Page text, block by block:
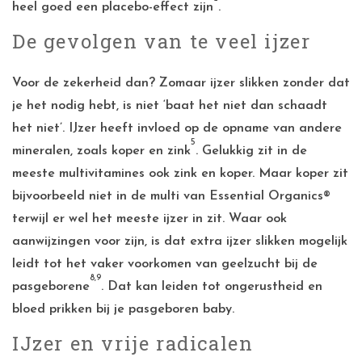
heel goed een placebo-effect zijn .
De gevolgen van te veel ijzer
Voor de zekerheid dan? Zomaar ijzer slikken zonder dat
je het nodig hebt, is niet ‘baat het niet dan schaadt
het niet’. IJzer heeft invloed op de opname van andere
mineralen, zoals koper en zink
5
. Gelukkig zit in de
meeste multivitamines ook zink en koper. Maar koper zit
bijvoorbeeld niet in de multi van Essential Organics®
terwijl er wel het meeste ijzer in zit. Waar ook
aanwijzingen voor zijn, is dat extra ijzer slikken mogelijk
leidt tot het vaker voorkomen van geelzucht bij de
pasgeborene
8,9
. Dat kan leiden tot ongerustheid en
bloed prikken bij je pasgeboren baby.
IJzer en vrije radicalen